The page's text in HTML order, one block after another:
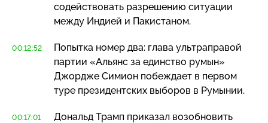
содействовать разрешению ситуации
между Индией и Пакистаном.
00:12:52
Попытка номер два: глава ультраправой
партии «Альянс за единство румын»
Джордже Симион побеждает в первом
туре президентских выборов в Румынии.
00:17:01
Дональд Трамп приказал возобновить